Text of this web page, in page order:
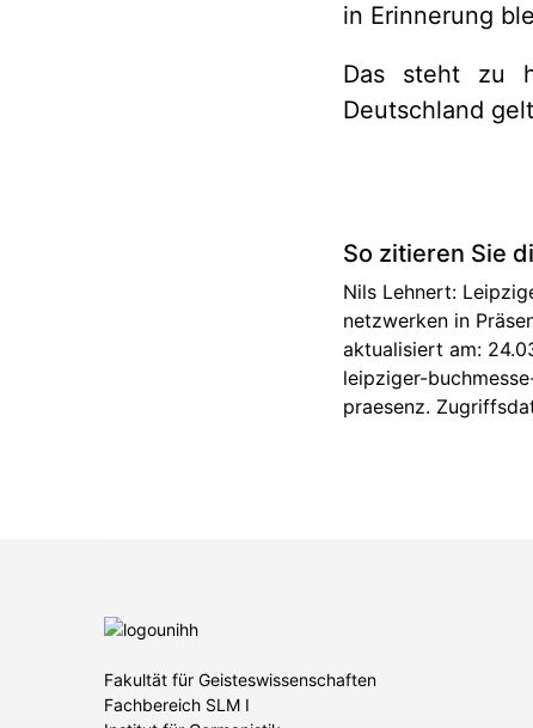
in Erinnerung
Das steht zu
Deutschland
So zitieren Sie
Nils Lehnert:
netzwerken in
aktualisiert am:
leipziger-
praesenz.
Fakultät für Geisteswissenschaften
Fachbereich SLM I